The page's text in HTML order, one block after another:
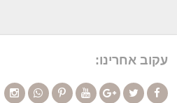
עקוב אחרינו: